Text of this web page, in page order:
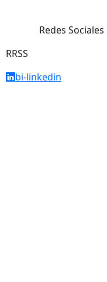
Redes Sociales
RRSS
bi-linkedin